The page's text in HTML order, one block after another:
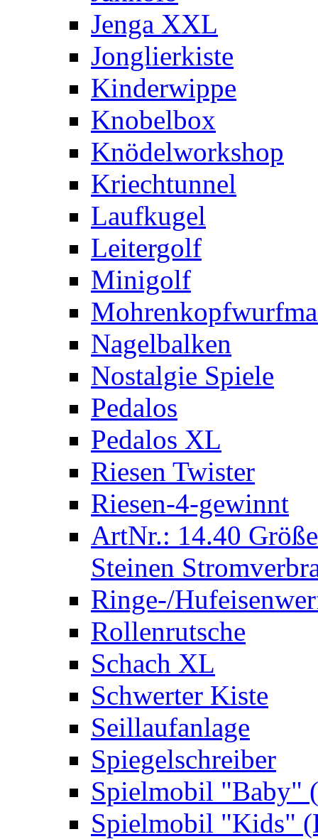
Jenga XXL
Jonglierkiste
Kinderwippe
Knobelbox
Knödelworkshop
Kriechtunnel
Laufkugel
Leitergolf
Minigolf
Nagelbalken
Nostalgie Spiele
Pedalos
Pedalos XL
Riesen Twister
Riesen-4-gewinnt
ArtNr.: 14.40
Steinen
Ringe-/
Rollenrutsche
Schach XL
Schwerter Kiste
Seillaufanlage
Spiegelschreiber
Spielmobil "Baby"
Spielmobil "Kids"